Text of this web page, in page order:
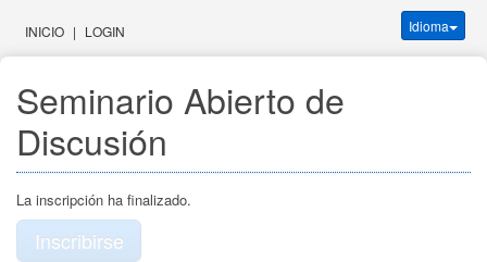
INICIO | LOGIN Idioma
Seminario Abierto de
Discusión
La inscripción ha finalizado.
Inscribirse